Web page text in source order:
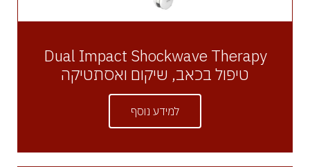
Dual Impact Shockwave Therapy
טיפול בכאב, שיקום ואסתטיקה
למידע נוסף